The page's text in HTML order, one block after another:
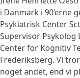
i Danmark i 90’erne
Psykiatrisk Center
Supervisor Psykolog
Center for Kognitiv
Frederiksberg. Vi
noget andet, end vi